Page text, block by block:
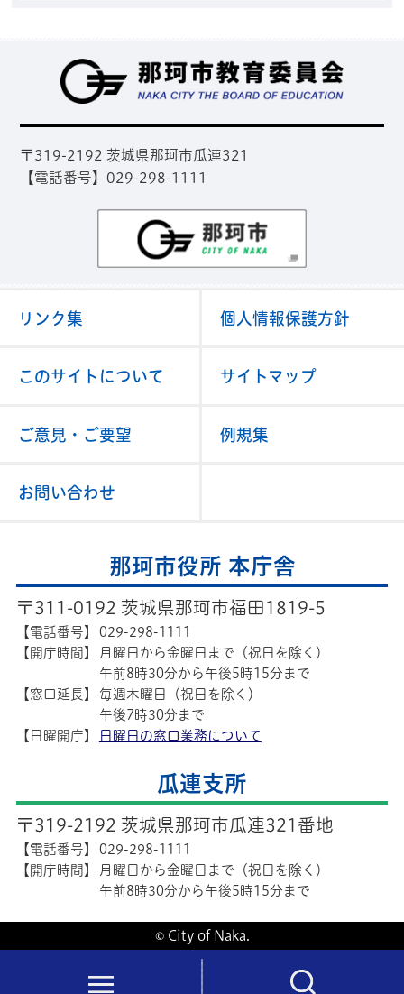
〒319-2192 茨城県那珂市瓜連321
【電話番号】029-298-1111
リンク集 個人情報保護方針
このサイトについて サイトマップ
ご意見・ご要望 例規集
お問い合わせ
那珂市役所 本庁舎
〒311-0192 茨城県那珂市福田1819-5
【電話番号】
029-298-1111
【開庁時間】
月曜日から金曜日まで（祝日を除く）
午前8時30分から午後5時15分まで
【窓口延長】
毎週木曜日（祝日を除く）
午後7時30分まで
【日曜開庁】
日曜日の窓口業務について
瓜連支所
〒319-2192 茨城県那珂市瓜連321番地
【電話番号】
029-298-1111
【開庁時間】
月曜日から金曜日まで（祝日を除く）
午前8時30分から午後5時15分まで
© City of Naka.